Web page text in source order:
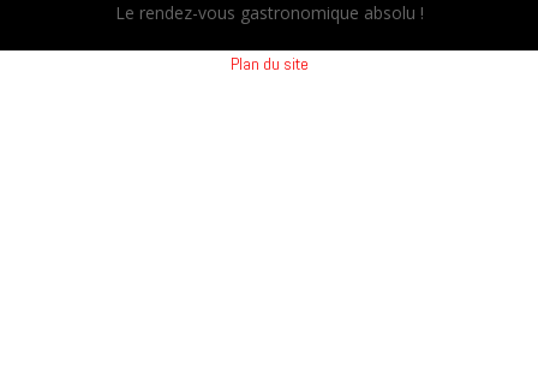
Le rendez-vous gastronomique absolu !
Plan du site